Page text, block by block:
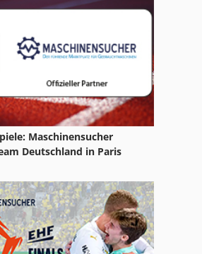
Maschinensucher
Deutschland in Paris